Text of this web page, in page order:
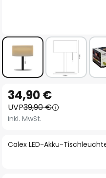
Anfang
der
Bildgalerie
Calex LED-Akku-
34,90 €
UVP39,90 €
inkl. MwSt.